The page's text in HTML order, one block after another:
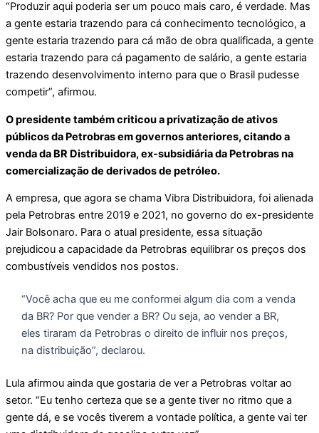
“Produzir aqui poderia ser um pouco mais caro, é verdade. Mas
a gente estaria trazendo para cá conhecimento tecnológico, a
gente estaria trazendo para cá mão de obra qualificada, a gente
estaria trazendo para cá pagamento de salário, a gente estaria
trazendo desenvolvimento interno para que o Brasil pudesse
competir”, afirmou.
O presidente também criticou a privatização de ativos
públicos da Petrobras em governos anteriores, citando a
venda da BR Distribuidora, ex-subsidiária da Petrobras na
comercialização de derivados de petróleo.
A empresa, que agora se chama Vibra Distribuidora, foi alienada
pela Petrobras entre 2019 e 2021, no governo do ex-presidente
Jair Bolsonaro. Para o atual presidente, essa situação
prejudicou a capacidade da Petrobras equilibrar os preços dos
combustíveis vendidos nos postos.
“Você acha que eu me conformei algum dia com a venda
da BR? Por que vender a BR? Ou seja, ao vender a BR,
eles tiraram da Petrobras o direito de influir nos preços,
na distribuição”, declarou.
Lula afirmou ainda que gostaria de ver a Petrobras voltar ao
setor. “Eu tenho certeza que se a gente tiver no ritmo que a
gente dá, e se vocês tiverem a vontade política, a gente vai ter